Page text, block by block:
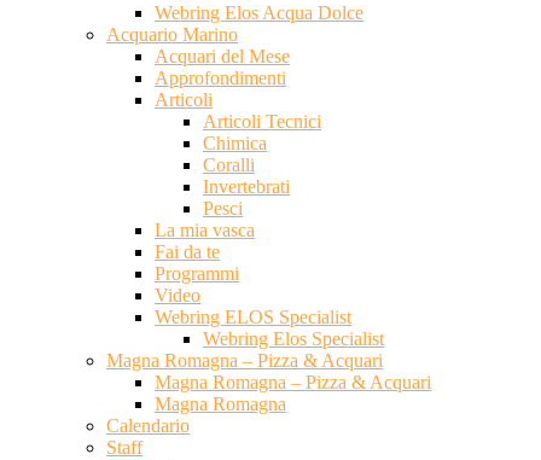
Webring Elos Acqua Dolce
Acquario Marino
Acquari del Mese
Approfondimenti
Articoli
Articoli Tecnici
Chimica
Coralli
Invertebrati
Pesci
La mia vasca
Fai da te
Programmi
Video
Webring ELOS Specialist
Webring Elos Specialist
Magna Romagna – Pizza & Acquari
Magna Romagna – Pizza & Acquari
Magna Romagna
Calendario
Staff